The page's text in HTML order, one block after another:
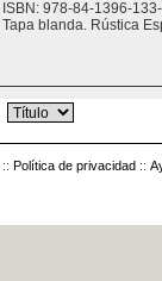
ISBN: 978-84-1396-
Tapa blanda. Rústica
:: Política de privacidad ::